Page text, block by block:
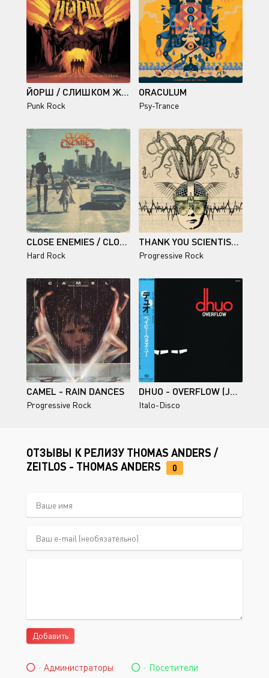
ЙОРШ / СЛИШКОМ ЖИВОЙ, ЧТОБЫ БЫТЬ ЛЕГЕНДОЙ (DELUXE)
Punk Rock
ORACULUM
Psy-Trance
CLOSE ENEMIES / CLOSE ENEMIES
Hard Rock
THANK YOU SCIENTIST – STRANGER HEADS PREVAIL
Progressive Rock
CAMEL - RAIN DANCES
Progressive Rock
DHUO - OVERFLOW (JAPAN) - 1985
Italo-Disco
ОТЗЫВЫ К РЕЛИЗУ THOMAS ANDERS /
ZEITLOS - THOMAS ANDERS
0
Добавить
- Администраторы - Посетители